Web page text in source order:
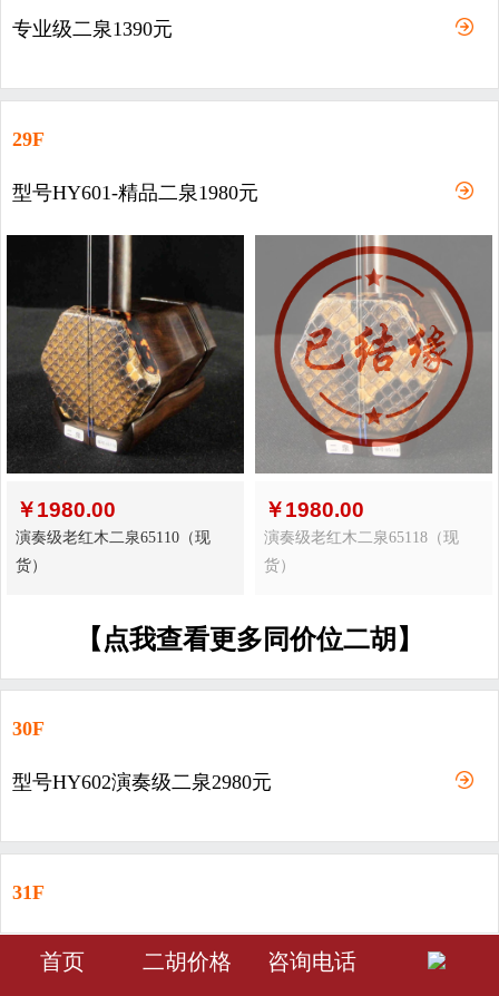
专业级二泉1390元
29F
型号HY601-精品二泉1980元
￥1980.00
演奏级老红木二泉65110（现
货）
￥1980.00
演奏级老红木二泉65118（现
货）
【点我查看更多同价位二胡】
30F
型号HY602演奏级二泉2980元
31F
型号HY603-演奏级二泉3980元
󰀁 󰀅
首页 二胡价格 咨询电话